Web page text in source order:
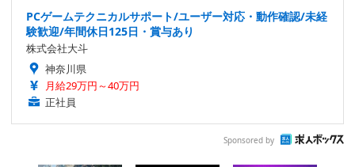
PCゲームテクニカルサポート/ユーザー対応・動作確認/未経
験歓迎/年間休日125日・賞与あり
株式会社大斗
神奈川県
月給29万円～40万円
正社員
Sponsored by